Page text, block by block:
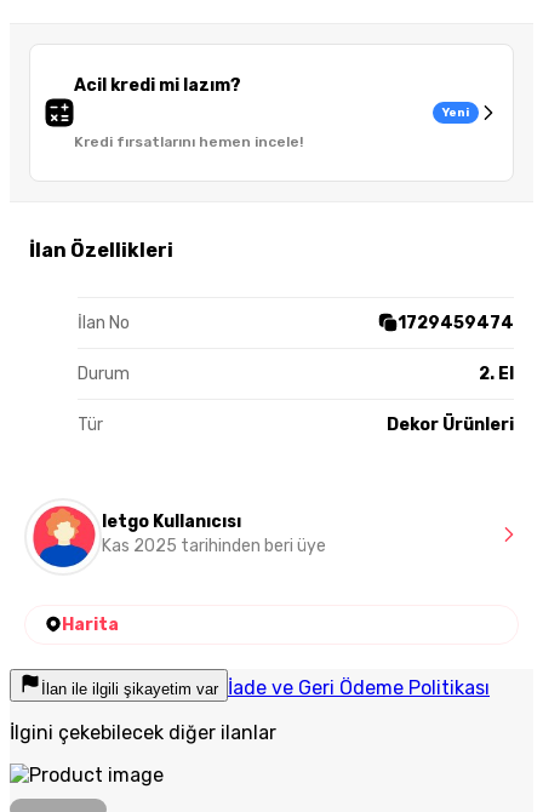
Acil kredi mi lazım?
Kredi fırsatlarını hemen incele!
Yeni
İlan Özellikleri
İlan No 1729459474
Durum 2. El
Tür Dekor Ürünleri
letgo Kullanıcısı
Kas 2025 tarihinden beri üye
Harita
İlan ile ilgili şikayetim var İade ve Geri Ödeme Politikası
İlgini çekebilecek diğer ilanlar